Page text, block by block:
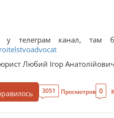
у телеграм канал, там
юрист Любий Ігор Анатолійович
3051 Просмотров 0